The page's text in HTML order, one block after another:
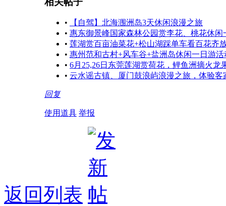
•
【自驾】北海涠洲岛3天休闲浪漫之旅
• 惠东御景峰国家森林公园赏李花、桃花休闲
• 莲湖赏百亩油菜花+松山湖踩单车看百花齐
• 惠州范和古村+风车谷+盐洲岛休闲一日游
• 6月25,26日东莞莲湖赏荷花，鲤鱼洲摘火龙
• 云水谣古镇、厦门鼓浪屿浪漫之旅，体验客
回复
使用道具 举报
返回列表